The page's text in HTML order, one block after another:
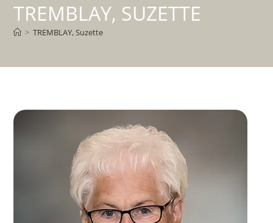
TREMBLAY, SUZETTE
> TREMBLAY, Suzette